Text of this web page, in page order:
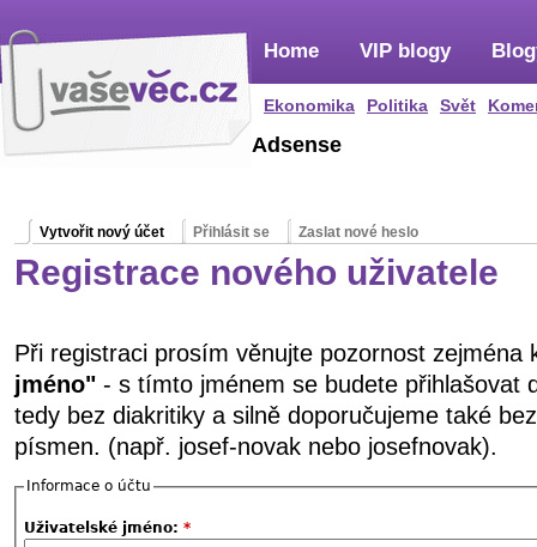
Home
Ekonomika Politika Svět
VIP blogy
Adsense
Vytvořit nový účet Přihlásit se Zaslat nové heslo
Registrace nového uživatele
Při registraci prosím věnujte pozornost zejména
jméno" - s tímto jménem se budete přihlašovat
tedy bez diakritiky a silně doporučujeme také
písmen. (např. josef-novak nebo josefnovak).
Informace o účtu
Uživatelské jméno: *